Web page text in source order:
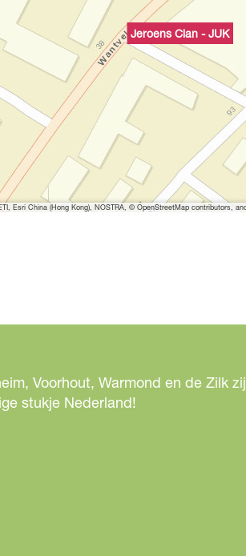
Jeroens Clan - JUK
Esri China (Hong Kong), NOSTRA, © OpenStreetMap contributors,
Voorhout, Warmond en de Zilk
stukje Nederland!